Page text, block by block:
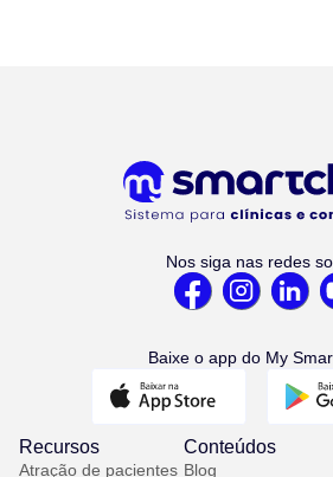
Nos siga nas redes
Baixe o app do My
Recursos
Atração de pacientes
Conteúdos
Blog